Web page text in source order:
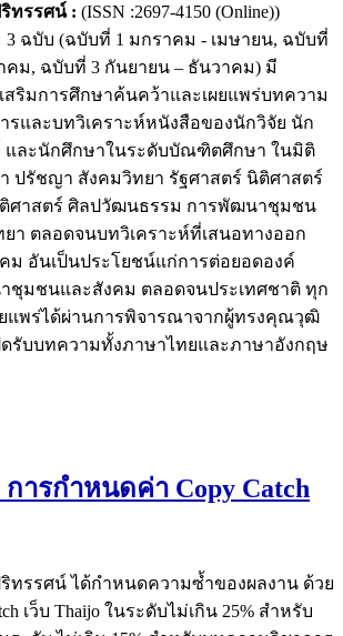
ทรรศน์ : (ISSN :2697-4150 (Online))
3 ฉบับ (ฉบับที่ 1 มกราคม - เมษายน, ฉบับที่
คม, ฉบับที่ 3 กันยายน – ธันวาคม) มี
สริมการศึกษาค้นคว้าและเผยแพร่บทความ
รและบทวิเคราะห์หนังสือของนักวิจัย นัก
และนักศึกษาในระดับบัณฑิตศึกษา ในมิติ
ปรัชญา สังคมวิทยา รัฐศาสตร์ นิติศาสตร์
ศาสตร์ ศิลปวัฒนธรรม การพัฒนาชุมชน
า ตลอดจนบทวิเคราะห์ที่เสนอทางออก
ม อันเป็นประโยชน์แก่การต่อยอดองค์
ชุมชนและสังคม ตลอดจนประเทศชาติ ทุก
แพร่ได้ผ่านการพิจารณาจากผู้ทรงคุณวุฒิ
ดรับบทความทั้งภาษาไทยและภาษาอังกฤษ
การกำหนดค่า Copy Catch
ทรรศน์ ได้กำหนดความซ้ำของผลงาน ด้วย
เว็บ Thaijo ในระดับไม่เกิน 25% สำหรับ